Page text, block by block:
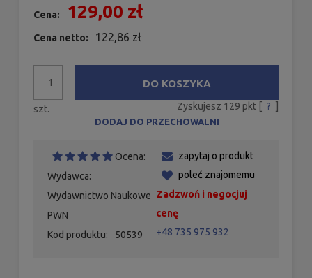
Cena: 129,00 zł
Cena netto: 122,86 zł
szt.
DO KOSZYKA
Zyskujesz 129 pkt [ ? ]
DODAJ DO PRZECHOWALNI
Ocena:
Wydawca:
Wydawnictwo Naukowe
PWN
Kod produktu:
50539
zapytaj o produkt
poleć znajomemu
Zadzwoń i negocjuj
cenę
+48 735 975 932